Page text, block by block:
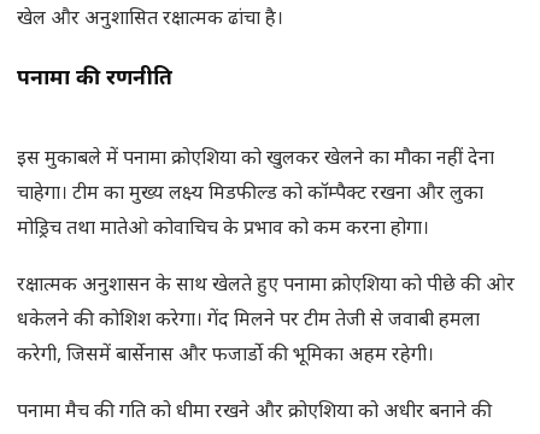
खेल और अनुशासित रक्षात्मक ढांचा है।
पनामा की रणनीति
इस मुकाबले में पनामा क्रोएशिया को खुलकर खेलने का मौका नहीं देना
चाहेगा। टीम का मुख्य लक्ष्य मिडफील्ड को कॉम्पैक्ट रखना और लुका
मोड्रिच तथा मातेओ कोवाचिच के प्रभाव को कम करना होगा।
रक्षात्मक अनुशासन के साथ खेलते हुए पनामा क्रोएशिया को पीछे की ओर
धकेलने की कोशिश करेगा। गेंद मिलने पर टीम तेजी से जवाबी हमला
करेगी, जिसमें बार्सेनास और फजार्डो की भूमिका अहम रहेगी।
पनामा मैच की गति को धीमा रखने और क्रोएशिया को अधीर बनाने की